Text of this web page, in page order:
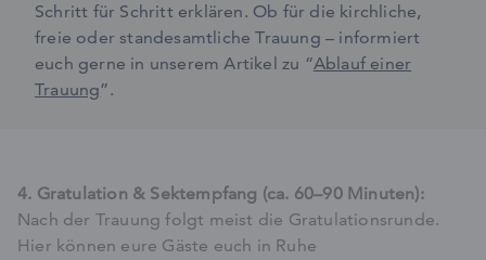
Schritt für Schritt erklären. Ob für die kirchliche,
freie oder standesamtliche Trauung – informiert
euch gerne in unserem Artikel zu “Ablauf einer
Trauung”.
4. Gratulation & Sektempfang (ca. 60–90 Minuten):
Nach der Trauung folgt meist die Gratulationsrunde.
Hier können eure Gäste euch in Ruhe